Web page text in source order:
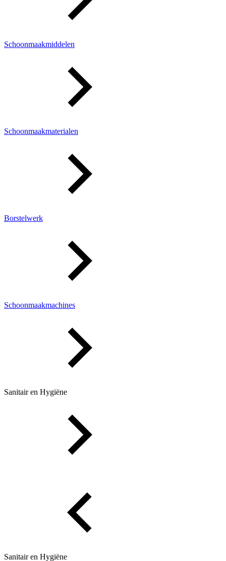
Schoonmaakmiddelen
Schoonmaakmaterialen
Borstelwerk
Schoonmaakmachines
Sanitair en Hygiëne
Sanitair en Hygiëne